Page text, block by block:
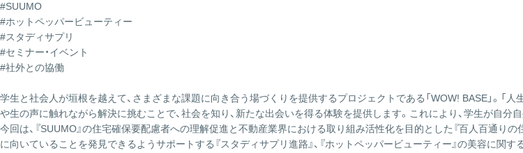
#SUUMO
#ホットペッパービューティー
#スタディサプリ
#セミナー・イベント
#社外との協働
学生と社会人が垣根を越えて、さまざまな課題に向き合う場づくりを提供するプロジェクトである 「WOW! BASE」。「人
や生の声に触れながら解決に挑むことで、社会を知り、新たな出会いを得る体験を提供します。これにより、学生が自
今回は、『SUUMO』の住宅確保要配慮者への理解促進と不動産業界における取り組み活性化を目的とした『百人百通りの
に向いていることを発見できるようサポートする 『スタディサプリ進路』、『ホットペッパービューティー』の美容に関す